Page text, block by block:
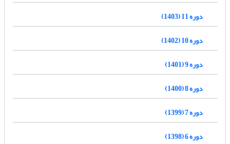
دوره 11 (1403)
دوره 10 (1402)
دوره 9 (1401)
دوره 8 (1400)
دوره 7 (1399)
دوره 6 (1398)